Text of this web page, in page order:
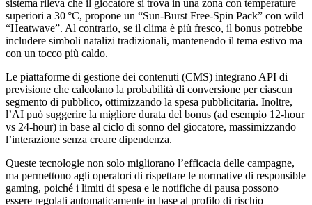
sistema rileva che il giocatore si trova in una zona con temperature
superiori a 30 °C, propone un “Sun‑Burst Free‑Spin Pack” con wild
“Heatwave”. Al contrario, se il clima è più fresco, il bonus potrebbe
includere simboli natalizi tradizionali, mantenendo il tema estivo ma
con un tocco più caldo.
Le piattaforme di gestione dei contenuti (CMS) integrano API di
previsione che calcolano la probabilità di conversione per ciascun
segmento di pubblico, ottimizzando la spesa pubblicitaria. Inoltre,
l’AI può suggerire la migliore durata del bonus (ad esempio 12‑hour
vs 24‑hour) in base al ciclo di sonno del giocatore, massimizzando
l’interazione senza creare dipendenza.
Queste tecnologie non solo migliorano l’efficacia delle campagne,
ma permettono agli operatori di rispettare le normative di responsible
gaming, poiché i limiti di spesa e le notifiche di pausa possono
essere regolati automaticamente in base al profilo di rischio